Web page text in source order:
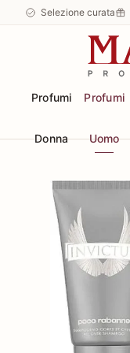
Selezione curata
Profumi
Donna
Profumi
Uomo